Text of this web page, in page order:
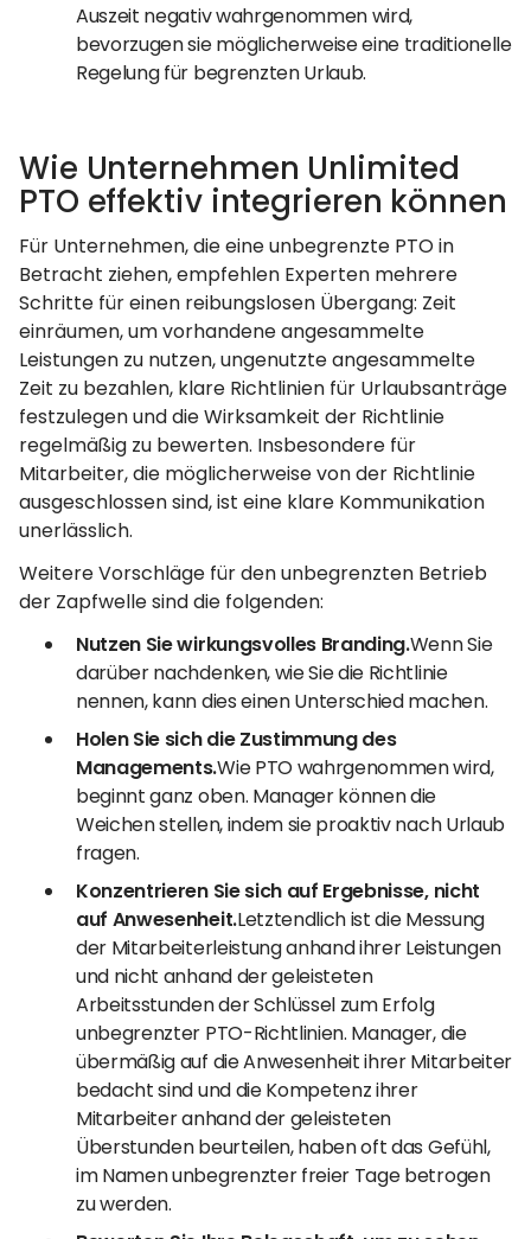
Auszeit negativ wahrgenommen wird,
bevorzugen sie möglicherweise eine traditionelle
Regelung für begrenzten Urlaub.
Wie Unternehmen Unlimited
PTO effektiv integrieren können
Für Unternehmen, die eine unbegrenzte PTO in
Betracht ziehen, empfehlen Experten mehrere
Schritte für einen reibungslosen Übergang: Zeit
einräumen, um vorhandene angesammelte
Leistungen zu nutzen, ungenutzte angesammelte
Zeit zu bezahlen, klare Richtlinien für Urlaubsanträge
festzulegen und die Wirksamkeit der Richtlinie
regelmäßig zu bewerten. Insbesondere für
Mitarbeiter, die möglicherweise von der Richtlinie
ausgeschlossen sind, ist eine klare Kommunikation
unerlässlich.
Weitere Vorschläge für den unbegrenzten Betrieb
der Zapfwelle sind die folgenden:
Nutzen Sie wirkungsvolles Branding.Wenn Sie
darüber nachdenken, wie Sie die Richtlinie
nennen, kann dies einen Unterschied machen.
Holen Sie sich die Zustimmung des
Managements.Wie PTO wahrgenommen wird,
beginnt ganz oben. Manager können die
Weichen stellen, indem sie proaktiv nach Urlaub
fragen.
Konzentrieren Sie sich auf Ergebnisse, nicht
auf Anwesenheit.Letztendlich ist die Messung
der Mitarbeiterleistung anhand ihrer Leistungen
und nicht anhand der geleisteten
Arbeitsstunden der Schlüssel zum Erfolg
unbegrenzter PTO-Richtlinien. Manager, die
übermäßig auf die Anwesenheit ihrer Mitarbeiter
bedacht sind und die Kompetenz ihrer
Mitarbeiter anhand der geleisteten
Überstunden beurteilen, haben oft das Gefühl,
im Namen unbegrenzter freier Tage betrogen
zu werden.